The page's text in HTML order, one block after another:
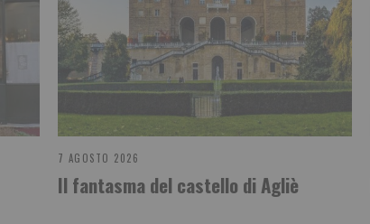
7 AGOSTO 2026
Il fantasma del castello di Agliè